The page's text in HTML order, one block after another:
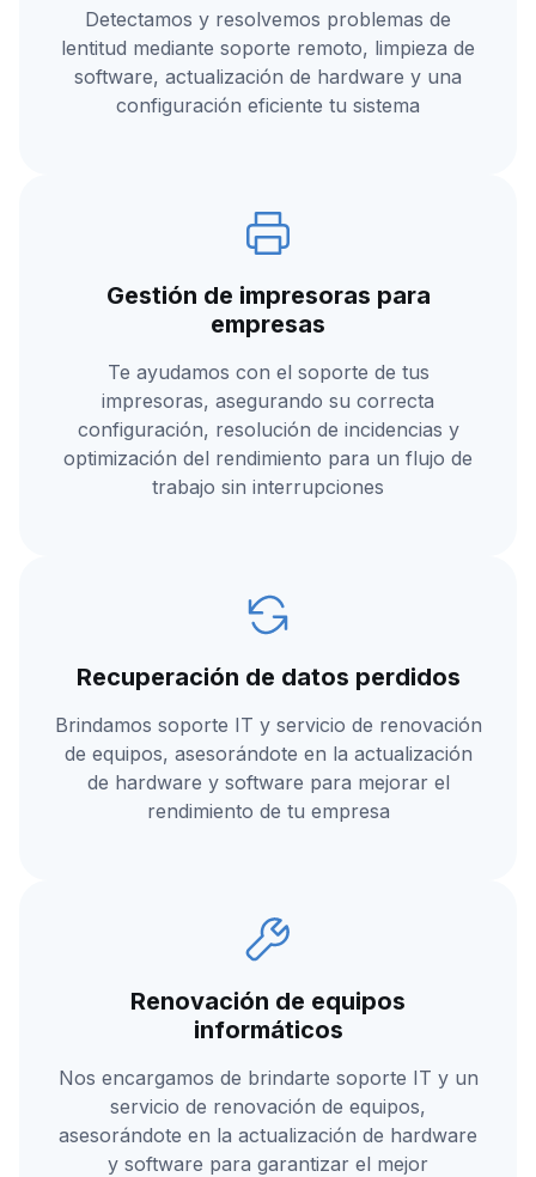
Detectamos y resolvemos problemas de
lentitud mediante soporte remoto, limpieza de
software, actualización de hardware y una
configuración eficiente tu sistema
Gestión de impresoras para
empresas
Te ayudamos con el soporte de tus
impresoras, asegurando su correcta
configuración, resolución de incidencias y
optimización del rendimiento para un flujo de
trabajo sin interrupciones
Recuperación de datos perdidos
Brindamos soporte IT y servicio de renovación
de equipos, asesorándote en la actualización
de hardware y software para mejorar el
rendimiento de tu empresa
Renovación de equipos
informáticos
Nos encargamos de brindarte soporte IT y un
servicio de renovación de equipos,
asesorándote en la actualización de hardware
y software para garantizar el mejor